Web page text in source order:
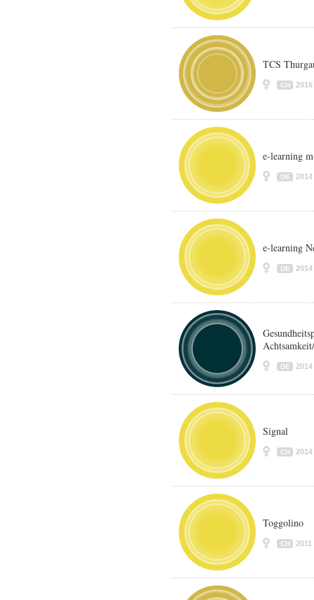
TCS
CH 2016
e-learning
DE 2014
e-learning
DE 2014
DE 2014
Signal
CH 2014
Toggolino
CH 2011